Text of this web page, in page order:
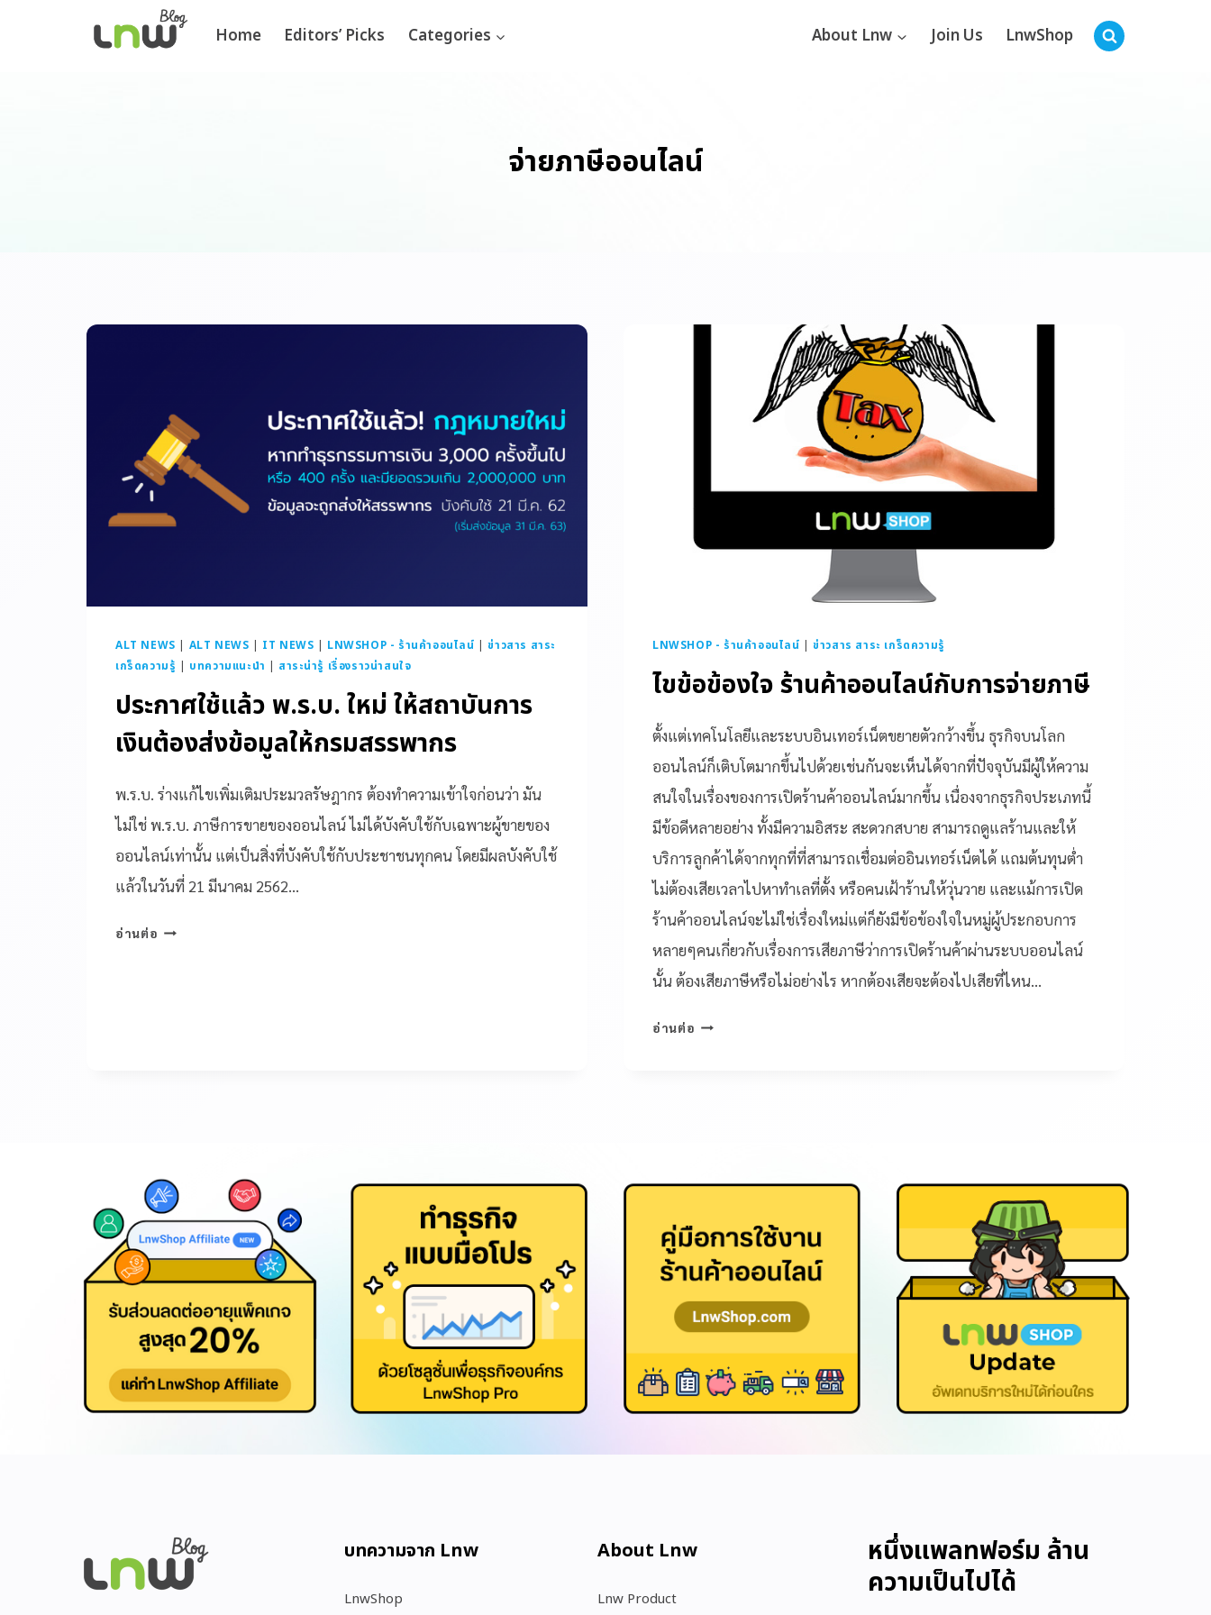
Home Editors’ Picks Categories About Lnw Join Us LnwShop
จ่ายภาษีออนไลน์
ALT NEWS | ALT NEWS | IT NEWS | LNWSHOP - ร้านค้าออนไลน์ |ข่าวสาร สาระ
เกร็ดความรู้ | บทความแนะนำ | สาระน่ารู้ เรื่องราวน่าสนใจ
ประกาศใช้แล้ว พ.ร.บ. ใหม่ ให้สถาบันการ
เงินต้องส่งข้อมูลให้กรมสรรพากร
พ.ร.บ. ร่างแก้ไขเพิ่มเติมประมวลรัษฎากร ต้องทำความเข้าใจก่อนว่า มัน
ไม่ใช่ พ.ร.บ. ภาษีการขายของออนไลน์ ไม่ได้บังคับใช้กับเฉพาะผู้ขายของ
ออนไลน์เท่านั้น แต่เป็นสิ่งที่บังคับใช้กับประชาชนทุกคน โดยมีผลบังคับใช้
แล้วในวันที่ 21 มีนาคม 2562…
อ่านต่อ
LNWSHOP - ร้านค้าออนไลน์ |ข่าวสาร สาระ เกร็ดความรู้
ไขข้อข้องใจ ร้านค้าออนไลน์กับการจ่ายภาษี
ตั้งแต่เทคโนโลยีและระบบอินเทอร์เน็ตขยายตัวกว้างขึ้น ธุรกิจบนโลก
ออนไลน์ก็เติบโตมากขึ้นไปด้วยเช่นกันจะเห็นได้จากที่ปัจจุบันมีผู้ให้ความ
สนใจในเรื่องของการเปิดร้านค้าออนไลน์มากขึ้น เนื่องจากธุรกิจประเภทนี้
มีข้อดีหลายอย่าง ทั้งมีความอิสระ สะดวกสบาย สามารถดูแลร้านและให้
บริการลูกค้าได้จากทุกที่ที่สามารถเชื่อมต่ออินเทอร์เน็ตได้ แถมต้นทุนต่ำ
ไม่ต้องเสียเวลาไปหาทําเลที่ตั้ง หรือคนเฝ้าร้านให้วุ่นวาย และแม้การเปิด
ร้านค้าออนไลน์จะไม่ใช่เรื่องใหม่แต่ก็ยังมีข้อข้องใจในหมู่ผู้ประกอบการ
หลายๆคนเกี่ยวกับเรื่องการเสียภาษีว่าการเปิดร้านค้าผ่านระบบออนไลน์
นั้น ต้องเสียภาษีหรือไม่อย่างไร หากต้องเสียจะต้องไปเสียที่ไหน…
อ่านต่อ
บทความจาก Lnw
LnwShop
About Lnw​
Lnw Product
หนึ่งแพลทฟอร์ม ล้าน
ความเป็นไปได้